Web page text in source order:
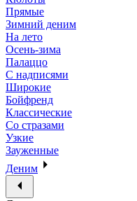
Прямые
Зимний деним
На лето
Осень-зима
Палаццо
С надписями
Широкие
Бойфренд
Классические
Со стразами
Узкие
Зауженные
Деним